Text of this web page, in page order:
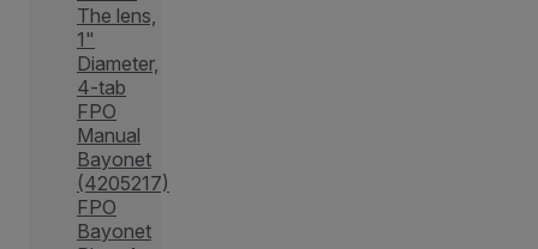
The lens,
1"
Diameter,
4-tab
FPO
Manual
Bayonet
(4205217)
FPO
Bayonet